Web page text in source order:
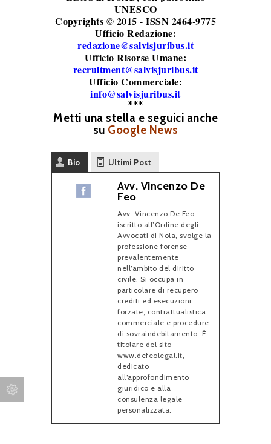
UNESCO
Copyrights © 2015 - ISSN 2464-9775
Ufficio Redazione:
redazione@salvisjuribus.it
Ufficio Risorse Umane:
recruitment@salvisjuribus.it
Ufficio Commerciale:
info@salvisjuribus.it
***
Metti una stella e seguici anche
su Google News
Bio Ultimi Post
Avv. Vincenzo De
Feo
Avv. Vincenzo De Feo,
iscritto all’Ordine degli
Avvocati di Nola, svolge la
professione forense
prevalentemente
nell’ambito del diritto
civile. Si occupa in
particolare di recupero
crediti ed esecuzioni
forzate, contrattualistica
commerciale e procedure
di sovraindebitamento. È
titolare del sito
www.defeolegal.it,
dedicato
all’approfondimento
giuridico e alla
consulenza legale
personalizzata.